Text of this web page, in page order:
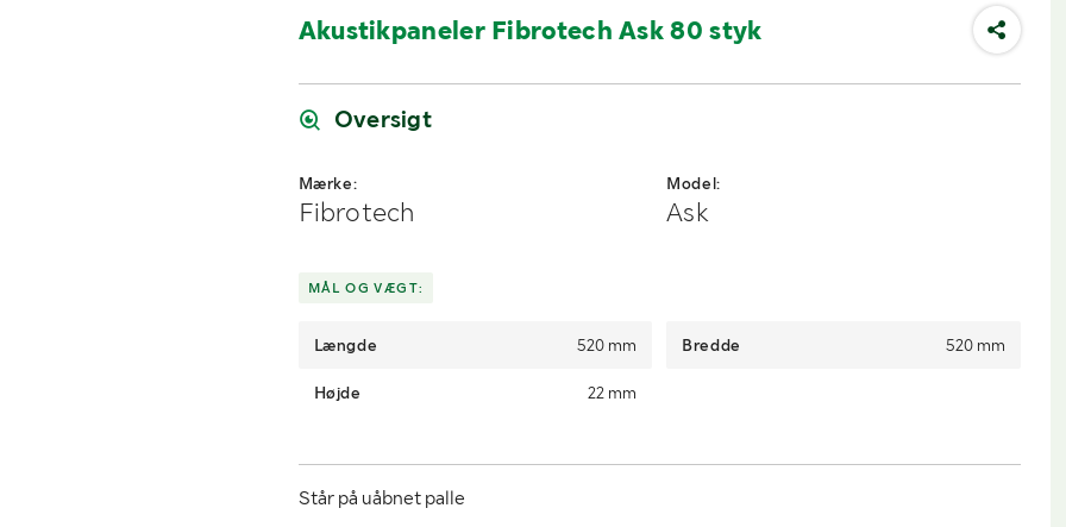
Akustikpaneler Fibrotech Ask 80 styk
Oversigt
Mærke:
Fibrotech
Model:
Ask
MÅL OG VÆGT:
Længde 520 mm Bredde 520 mm
Højde 22 mm
Står på uåbnet palle